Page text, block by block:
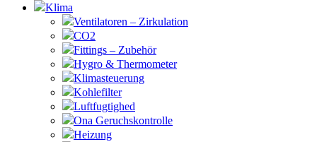
Klima
Ventilatoren – Zirkulation
CO2
Fittings – Zubehör
Hygro & Thermometer
Klimasteuerung
Kohlefilter
Luftfugtighed
Ona Geruchskontrolle
Heizung